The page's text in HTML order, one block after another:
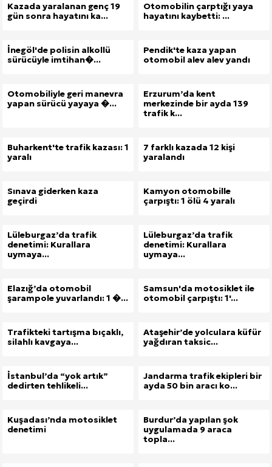
Kazada yaralanan genç 19
gün sonra hayatını ka...
Otomobilin çarptığı yaya
hayatını kaybetti: ...
İnegöl'de polisin alkollü
sürücüyle imtihan�...
Pendik'te kaza yapan
otomobil alev alev yandı
Otomobiliyle geri manevra
yapan sürücü yayaya �...
Erzurum’da kent
merkezinde bir ayda 139
trafik k...
Buharkent'te trafik kazası: 1
yaralı
7 farklı kazada 12 kişi
yaralandı
Sınava giderken kaza
geçirdi
Kamyon otomobille
çarpıştı: 1 ölü 4 yaralı
Lüleburgaz’da trafik
denetimi: Kurallara
uymaya...
Lüleburgaz’da trafik
denetimi: Kurallara
uymaya...
Elazığ’da otomobil
şarampole yuvarlandı: 1 �...
Samsun'da motosiklet ile
otomobil çarpıştı: 1'...
Trafikteki tartışma bıçaklı,
silahlı kavgaya...
Ataşehir’de yolculara küfür
yağdıran taksic...
İstanbul’da “yok artık”
dedirten tehlikeli...
Jandarma trafik ekipleri bir
ayda 50 bin aracı ko...
Kuşadası’nda motosiklet
denetimi
Burdur’da yapılan şok
uygulamada 9 araca
topla...